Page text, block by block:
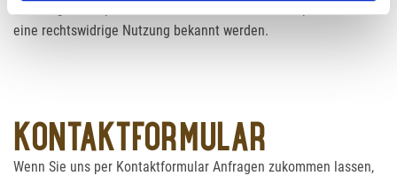
eine rechtswidrige Nutzung bekannt werden.
KONTAKTFORMULAR
Wenn Sie uns per Kontaktformular Anfragen zukommen lassen,